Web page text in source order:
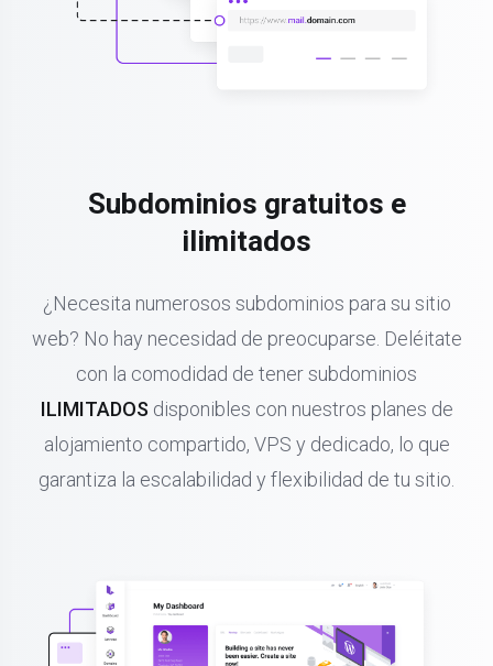
Subdominios gratuitos e
ilimitados
¿Necesita numerosos subdominios para su sitio
web? No hay necesidad de preocuparse. Deléitate
con la comodidad de tener subdominios
ILIMITADOS disponibles con nuestros planes de
alojamiento compartido, VPS y dedicado, lo que
garantiza la escalabilidad y flexibilidad de tu sitio.